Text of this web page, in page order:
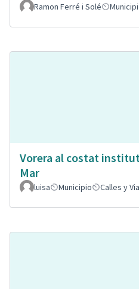
Ramon Ferré i Solé
Vorera al costat
Mar
luisa Municipio Calles y